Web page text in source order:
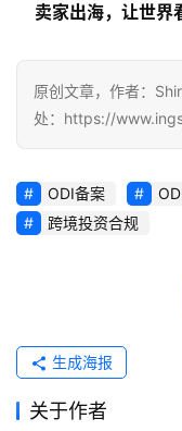
卖家出海，让世界
原创文章，作者：
处：https://
ODI备案
跨境投资合规
生成海报
关于作者